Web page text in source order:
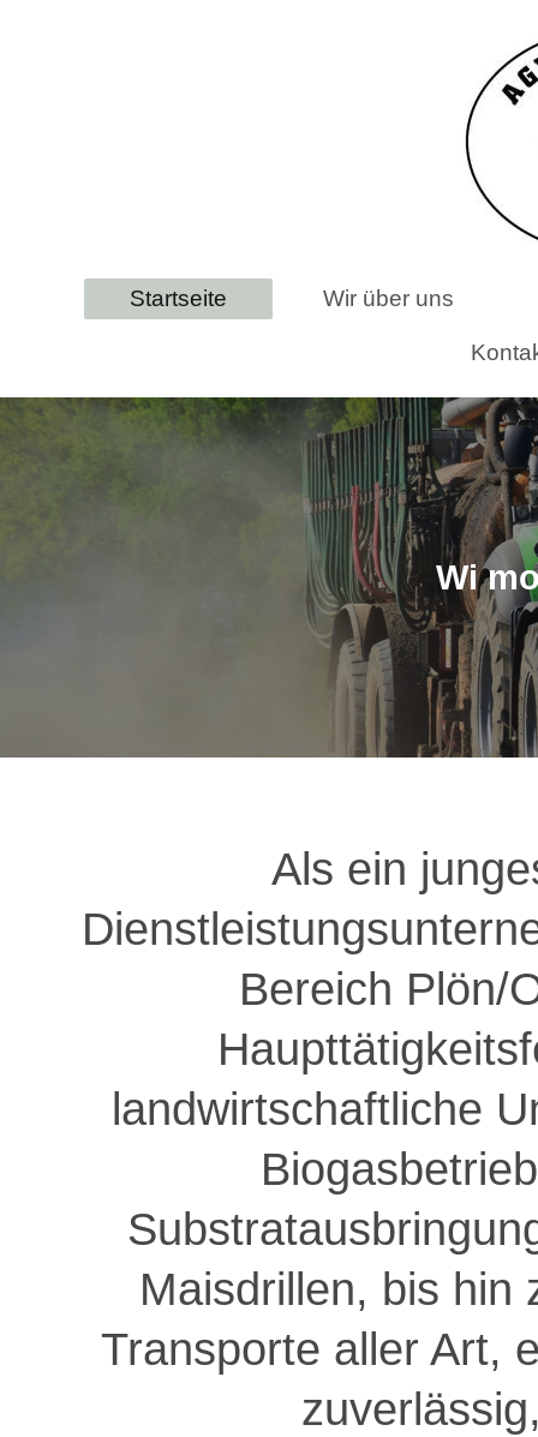
Startseite Wir über uns
Wi
Als ein
Bereich Plön/
landwirtschaftliche
Maisdrillen, bis hin
Transporte aller Art,